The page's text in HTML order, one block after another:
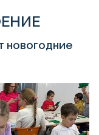
новогодние